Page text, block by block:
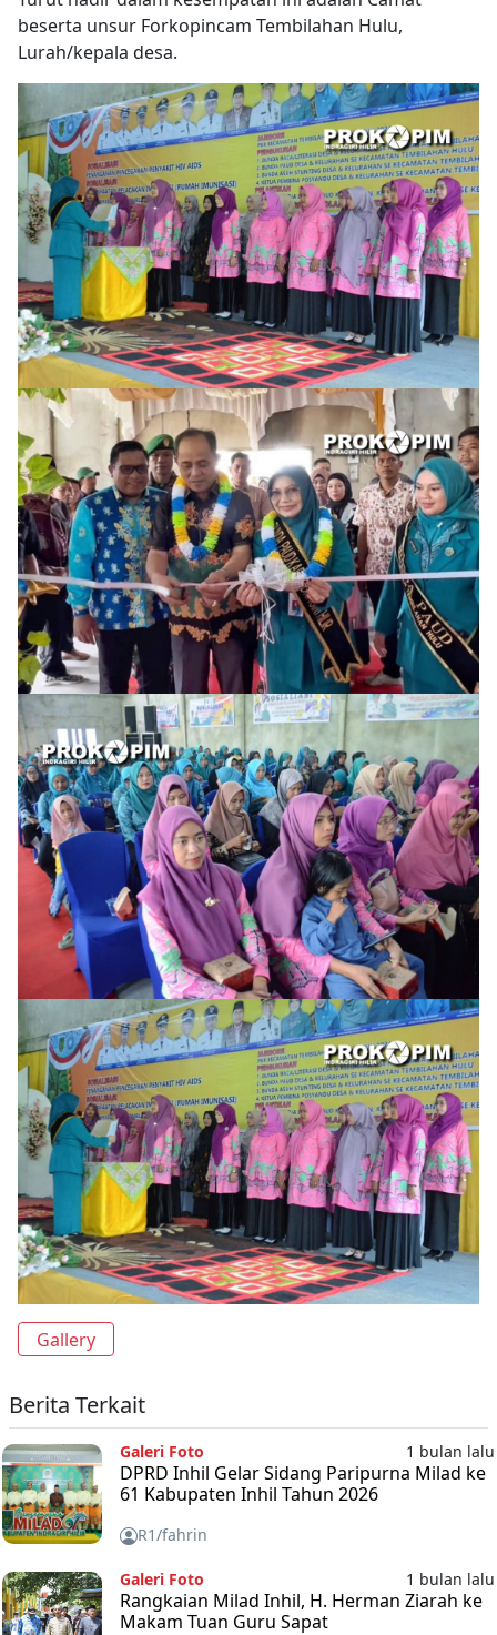
beserta unsur Forkopincam Tembilahan Hulu,
Lurah/kepala desa.
Gallery
Berita Terkait
Galeri Foto 1 bulan lalu
DPRD Inhil Gelar Sidang Paripurna Milad ke
61 Kabupaten Inhil Tahun 2026
R1/fahrin
Galeri Foto 1 bulan lalu
Rangkaian Milad Inhil, H. Herman Ziarah ke
Makam Tuan Guru Sapat